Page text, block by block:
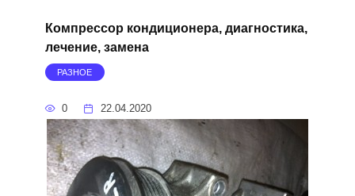
Компрессор кондиционера, диагностика,
лечение, замена
РАЗНОЕ
0 22.04.2020